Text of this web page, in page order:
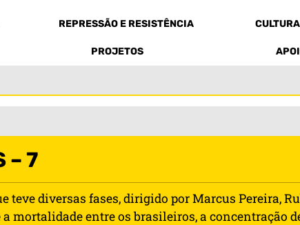
REPRESSÃO E RESISTÊNCIA
PROJETOS
– 7
teve diversas fases, dirigido por Marcus Pereira,
mortalidade entre os brasileiros, a concentração